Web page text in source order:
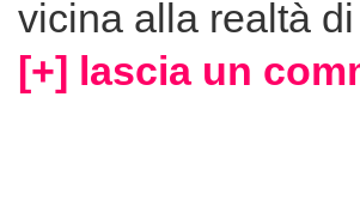
vicina alla realtà
[+] lascia un